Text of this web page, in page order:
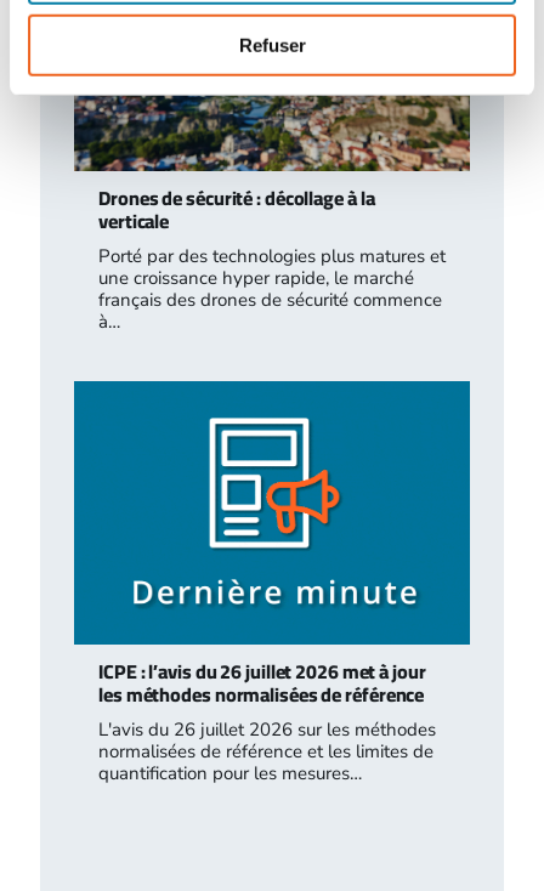
Refuser
Drones de sécurité : décollage à la
verticale
Porté par des technologies plus matures et
une croissance hyper rapide, le marché
français des drones de sécurité commence
à…
ICPE : l’avis du 26 juillet 2026 met à jour
les méthodes normalisées de référence
L'avis du 26 juillet 2026 sur les méthodes
normalisées de référence et les limites de
quantification pour les mesures…